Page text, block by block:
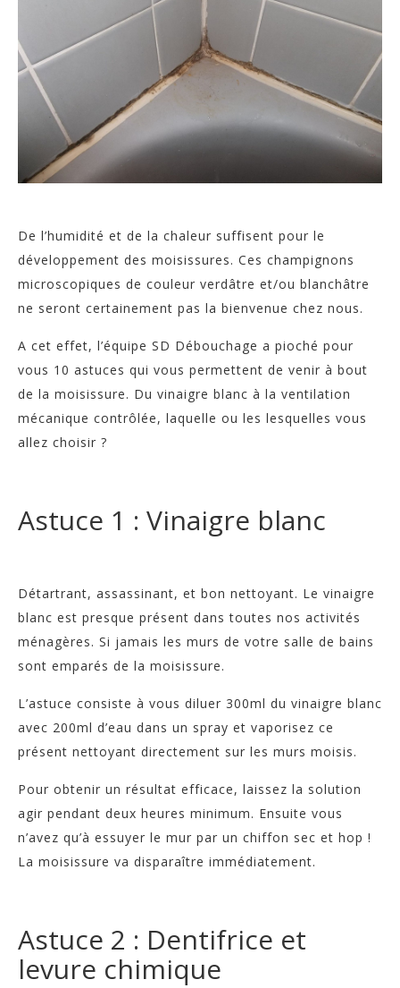
De l’humidité et de la chaleur suffisent pour le
développement des moisissures. Ces champignons
microscopiques de couleur verdâtre et/ou blanchâtre
ne seront certainement pas la bienvenue chez nous.
A cet effet, l’équipe SD Débouchage a pioché pour
vous 10 astuces qui vous permettent de venir à bout
de la moisissure. Du vinaigre blanc à la ventilation
mécanique contrôlée, laquelle ou les lesquelles vous
allez choisir ?
Astuce 1 : Vinaigre blanc
Détartrant, assassinant, et bon nettoyant. Le vinaigre
blanc est presque présent dans toutes nos activités
ménagères. Si jamais les murs de votre salle de bains
sont emparés de la moisissure.
L’astuce consiste à vous diluer 300ml du vinaigre blanc
avec 200ml d’eau dans un spray et vaporisez ce
présent nettoyant directement sur les murs moisis.
Pour obtenir un résultat efficace, laissez la solution
agir pendant deux heures minimum. Ensuite vous
n’avez qu’à essuyer le mur par un chiffon sec et hop !
La moisissure va disparaître immédiatement.
Astuce 2 : Dentifrice et
levure chimique